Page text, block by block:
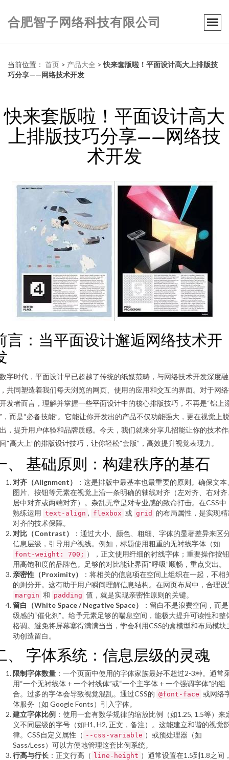
合肥智子网络科技有限公司
当前位置： 首页 > 产品大全 > 快来套版啦！平面设计高大上排版技
巧分享——网络技术开发
快来套版啦！平面设计高大
上排版技巧分享——网络技
术开发
言：当平面设计邂逅网络技术开
字时代，平面设计早已超越了传统的纸媒范畴，与网络技术开发深度融
共同塑造着我们每天浏览的网页、使用的应用和交互的界面。对于网
发者而言，理解并掌握一些平面设计中的核心排版技巧，不再是“锦上
，而是“必备技能”。它能让你开发出的产品不仅功能强大，更在视觉上
，提升用户体验和品牌质感。今天，我们就来分享几招能让你的技术
“高大上”的排版设计技巧，让你轻松“套版”，高效提升视觉表现力。
、 基础原则：构建秩序的基石
对齐（Alignment）
：这是排版中最基本也最重要的原则。确保文本
图片、按钮等元素在视觉上沿一条明确的轴线对齐（左对齐、右对齐
居中对齐或两端对齐）。杂乱无章是对专业感的致命打击。在CSS中
熟练运用 text-align , flexbox 或 grid
的布局属性，是实现精
对齐的技术保障。
对比（Contrast）
：通过大小、颜色、粗细、字体的显著差异来区
信息层级，引导用户视线。例如，标题使用粗重的无衬线字体（如
font-weight: 700; ），正文使用纤细的衬线字体；重要操作按
用高饱和度的品牌色。足够的对比能让界面“呼吸”顺畅，重点突出。
亲密性（Proximity）
：将相关的信息项在空间上组织在一起，不相
的则分开。这有助于用户瞬间理解信息结构。在网页布局中，合理设
margin 和 padding 值，就是实现亲密性原则的关键。
留白（White Space / Negative Space）
：留白不是浪费空间，而
级感的“催化剂”。给予元素足够的喘息空间，能极大提升可读性和整
格调。避免将屏幕塞得满满当当，学会利用CSS的盒模型和布局模块
动创造留白。
、 字体系统：信息层级的灵魂
限制字体数量 ：一个页面中使用的字体家族最好不超过2-3种。通常
用“一个无衬线体 + 一个衬线体”或“一个主字体 + 一个强调字体”的组
合。过多的字体会导致视觉混乱。通过CSS的 @font-face 或网络
体服务（如 Google Fonts）引入字体。
建立字体比例 ：使用一套有数学规律的缩放比例（如1.25, 1.5等）来
义不同层级的字号（如H1, H2, 正文，备注）。这能建立和谐的视觉
律。CSS自定义属性（ --css-variable ）或预处理器（如
Sass/Less）可以方便地管理这套比例系统。
行高与行长 ：正文行高（ line-height ）通常设置在1.5到1.8之间